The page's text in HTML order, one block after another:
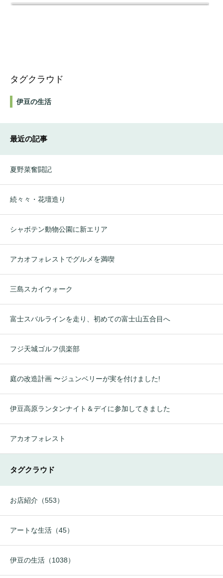
タグクラウド
伊豆の生活
最近の記事
夏野菜奮闘記
続々々・花壇造り
シャボテン動物公園に新エリア
アカオフォレストでグルメを満喫
三島スカイウォーク
富士スバルラインを走り、初めての富士山五合目へ
フジ天城ゴルフ倶楽部
庭の改造計画 〜ジュンベリーが実を付けました!
伊豆高原ランタンナイト＆デイに参加してきました
アカオフォレスト
タグクラウド
お店紹介（553）
アートな生活（45）
伊豆の生活（1038）